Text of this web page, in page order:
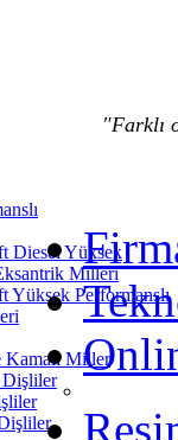
"Farklı
Diesel Yüksek
Milleri
Yüksek Performanslı
Miller